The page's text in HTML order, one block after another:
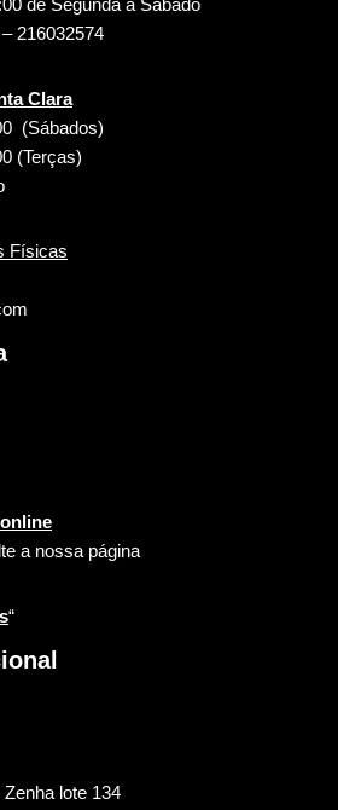
de Segunda a Sábado
216032574
Clara
(Sábados)
(Terças)
Físicas
a nossa página
“
lote 134